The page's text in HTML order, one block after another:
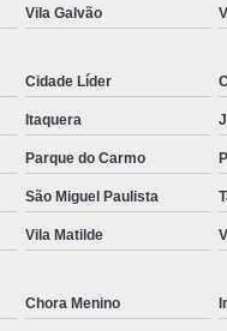
Exame de Imagem
Ressonância
Ressonância Magnética
Ressonância
Ressonância
Ressonância
Vila Galvão
Cidade Líder
Itaquera
Parque do Carmo
São Miguel Paulista
Vila Matilde
Chora Menino